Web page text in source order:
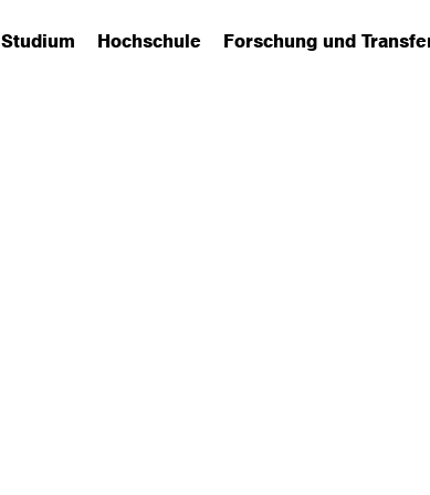
Studium
(has submenu)Hochschule
(has submenu)Forschung und
(has submenu)